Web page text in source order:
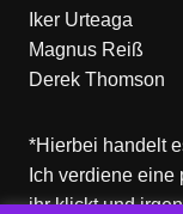
Iker Urteaga
Magnus Reiß
Derek Thomson
*Hierbei handelt
Ich verdiene
ihr klickt und